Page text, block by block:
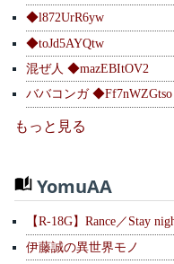
◆l872UrR6yw
◆toJd5AYQtw
混ぜ人 ◆mazEBItOV2
ババコンガ ◆Ff7nWZGtso
もっと見る
YomuAA
【R-18G】Rance／Stay
伊藤誠の異世界モノ